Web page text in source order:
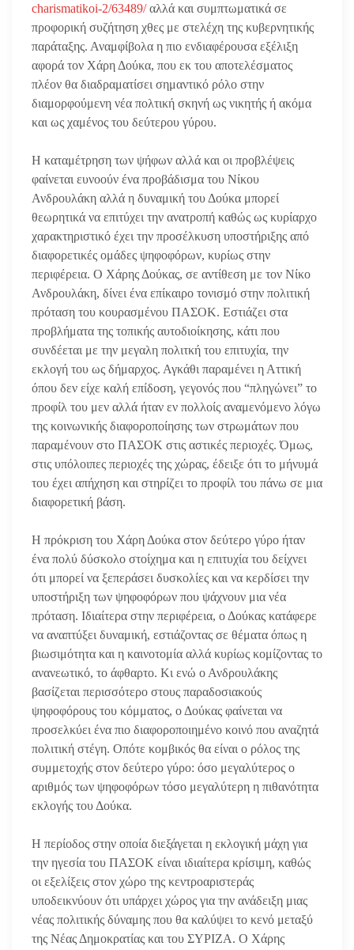
charismatikoi-2/63489/αλλά και συμπτωματικά σε
προφορική συζήτηση χθες με στελέχη της κυβερνητικής
παράταξης. Αναμφίβολα η πιο ενδιαφέρουσα εξέλιξη
αφορά τον Χάρη Δούκα, που εκ του αποτελέσματος
πλέον θα διαδραματίσει σημαντικό ρόλο στην
διαμορφούμενη νέα πολτική σκηνή ως νικητής ή ακόμα
και ως χαμένος του δεύτερου γύρου.
Η καταμέτρηση των ψήφων αλλά και οι προβλέψεις
φαίνεται ευνοούν ένα προβάδισμα του Νίκου
Ανδρουλάκη αλλά η δυναμική του Δούκα μπορεί
θεωρητικά να επιτύχει την ανατροπή καθώς ως κυρίαρχο
χαρακτηριστικό έχει την προσέλκυση υποστήριξης από
διαφορετικές ομάδες ψηφοφόρων, κυρίως στην
περιφέρεια. Ο Χάρης Δούκας, σε αντίθεση με τον Νίκο
Ανδρουλάκη, δίνει ένα επίκαιρο τονισμό στην πολιτική
πρόταση του κουρασμένου ΠΑΣΟΚ. Εστιάζει στα
προβλήματα της τοπικής αυτοδιοίκησης, κάτι που
συνδέεται με την μεγαλη πολιτκή του επιτυχία, την
εκλογή του ως δήμαρχος. Αγκάθι παραμένει η Αττική
όπου δεν είχε καλή επίδοση, γεγονός που “πληγώνει” το
προφίλ του μεν αλλά ήταν εν πολλοίς αναμενόμενο λόγω
της κοινωνικής διαφοροποίησης των στρωμάτων που
παραμένουν στο ΠΑΣΟΚ στις αστικές περιοχές. Όμως,
στις υπόλοιπες περιοχές της χώρας, έδειξε ότι το μήνυμά
του έχει απήχηση και στηρίζει το προφίλ του πάνω σε μια
διαφορετική βάση.
Η πρόκριση του Χάρη Δούκα στον δεύτερο γύρο ήταν
ένα πολύ δύσκολο στοίχημα και η επιτυχία του δείχνει
ότι μπορεί να ξεπεράσει δυσκολίες και να κερδίσει την
υποστήριξη των ψηφοφόρων που ψάχνουν μια νέα
πρόταση. Ιδιαίτερα στην περιφέρεια, ο Δούκας κατάφερε
να αναπτύξει δυναμική, εστιάζοντας σε θέματα όπως η
βιωσιμότητα και η καινοτομία αλλά κυρίως κομίζοντας το
ανανεωτικό, το άφθαρτο. Κι ενώ ο Ανδρουλάκης
βασίζεται περισσότερο στους παραδοσιακούς
ψηφοφόρους του κόμματος, ο Δούκας φαίνεται να
προσελκύει ένα πιο διαφοροποιημένο κοινό που αναζητά
πολιτική στέγη. Οπότε κομβικός θα είναι ο ρόλος της
συμμετοχής στον δεύτερο γύρο: όσο μεγαλύτερος ο
αριθμός των ψηφοφόρων τόσο μεγαλύτερη η πιθανότητα
εκλογής του Δούκα.
Η περίοδος στην οποία διεξάγεται η εκλογική μάχη για
την ηγεσία του ΠΑΣΟΚ είναι ιδιαίτερα κρίσιμη, καθώς
οι εξελίξεις στον χώρο της κεντροαριστεράς
υποδεικνύουν ότι υπάρχει χώρος για την ανάδειξη μιας
νέας πολιτικής δύναμης που θα καλύψει το κενό μεταξύ
της Νέας Δημοκρατίας και του ΣΥΡΙΖΑ. Ο Χάρης